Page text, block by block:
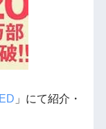
」にて紹介・